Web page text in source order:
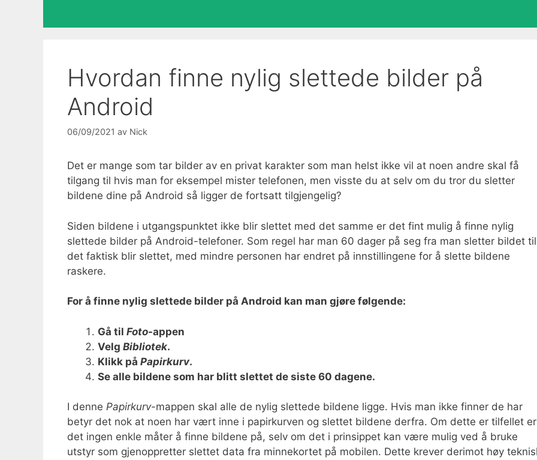
Hvordan finne nylig slettede bilder på
Android
06/09/2021 av Nick
Det er mange som tar bilder av en privat karakter som man helst ikke vil at noen andre skal få
tilgang til hvis man for eksempel mister telefonen, men visste du at selv om du tror du sletter
bildene dine på Android så ligger de fortsatt tilgjengelig?
Siden bildene i utgangspunktet ikke blir slettet med det samme er det fint mulig å finne nylig
slettede bilder på Android-telefoner. Som regel har man 60 dager på seg fra man sletter bildet til
det faktisk blir slettet, med mindre personen har endret på innstillingene for å slette bildene
raskere.
For å finne nylig slettede bilder på Android kan man gjøre følgende:
Gå til Foto-appen
Velg Bibliotek.
Klikk på Papirkurv.
Se alle bildene som har blitt slettet de siste 60 dagene.
I denne Papirkurv-mappen skal alle de nylig slettede bildene ligge. Hvis man ikke finner de har
betyr det nok at noen har vært inne i papirkurven og slettet bildene derfra. Om dette er tilfellet er
det ingen enkle måter å finne bildene på, selv om det i prinsippet kan være mulig ved å bruke
utstyr som gjenoppretter slettet data fra minnekortet på mobilen. Dette krever derimot høy